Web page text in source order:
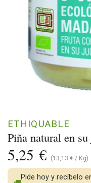
Piña natural en
ETHIQUABLE
5,25 € (13,13 € / Kg)
Pide hoy y recíbelo